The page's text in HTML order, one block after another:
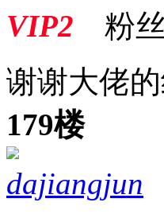
VIP2 粉丝
谢谢大佬
179楼
dajiangjun